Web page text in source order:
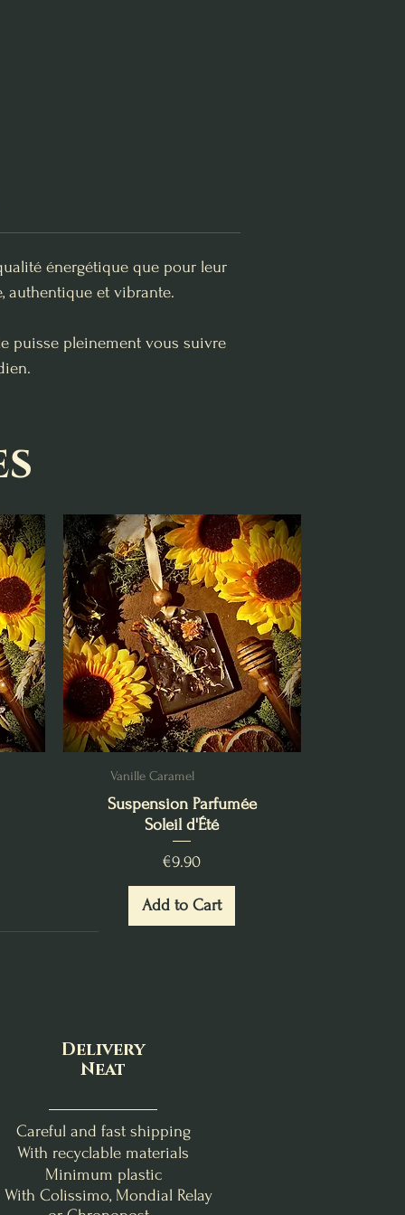
énergétique que pour leur
authentique et vibrante.
puisse pleinement vous suivre
Vanille Caramel
Suspension Parfumée
Soleil d'Été
Price
€9.90
Add to Cart
Delivery
Neat
Careful and fast shipping
With recyclable materials
Minimum plastic
With Colissimo, Mondial Relay